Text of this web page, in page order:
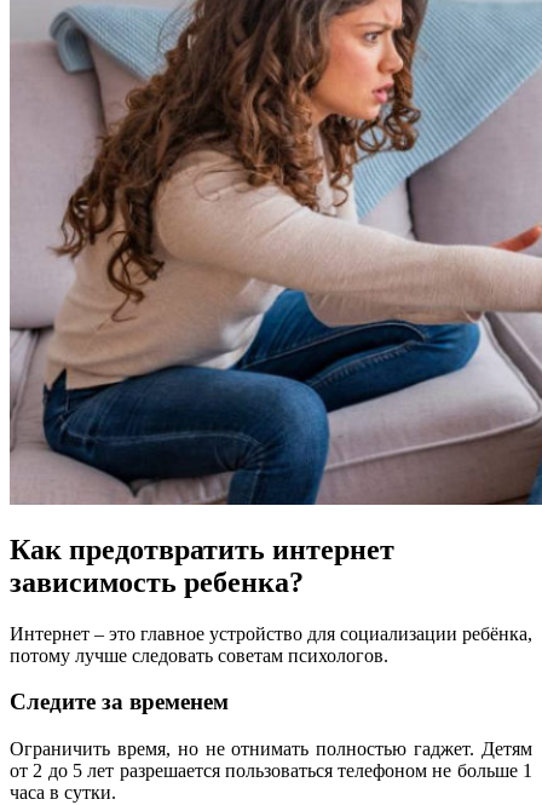
Как предотвратить интернет
зависимость ребенка?
Интернет – это главное устройство для социализации ребёнка,
потому лучше следовать советам психологов.
Следите за временем
Ограничить время, но не отнимать полностью гаджет. Детям
от 2 до 5 лет разрешается пользоваться телефоном не больше 1
часа в сутки.